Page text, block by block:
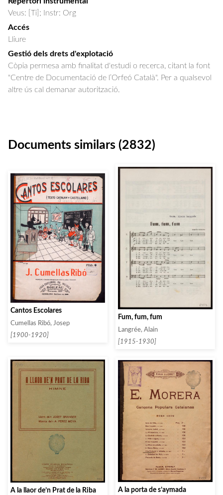
Veus: [Ti]; Instr: Org
Accés
Lliure
Gestió dels drets d'explotació
Còpia permesa amb finalitat d'estudi o recerca, citant la font
"Centre de Documentació de l’Orfeó Català". Per a qualsevol
altre ús cal demanar autorització.
Documents similars (2832)
Cantos Escolares
Cumellas Ribó, Josep
[1900-1920]
Fum, fum, fum
Langrée, Alain
[1915-1930]
A la llaor de’n Prat de la Riba A la porta de s’aymada